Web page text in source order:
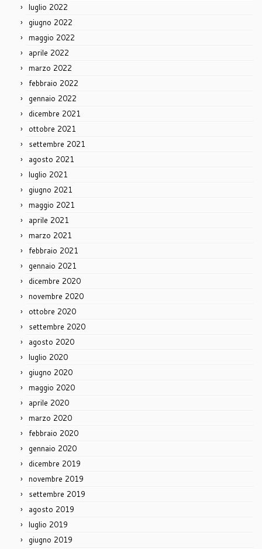
luglio 2022
giugno 2022
maggio 2022
aprile 2022
marzo 2022
febbraio 2022
gennaio 2022
dicembre 2021
ottobre 2021
settembre 2021
agosto 2021
luglio 2021
giugno 2021
maggio 2021
aprile 2021
marzo 2021
febbraio 2021
gennaio 2021
dicembre 2020
novembre 2020
ottobre 2020
settembre 2020
agosto 2020
luglio 2020
giugno 2020
maggio 2020
aprile 2020
marzo 2020
febbraio 2020
gennaio 2020
dicembre 2019
novembre 2019
settembre 2019
agosto 2019
luglio 2019
giugno 2019